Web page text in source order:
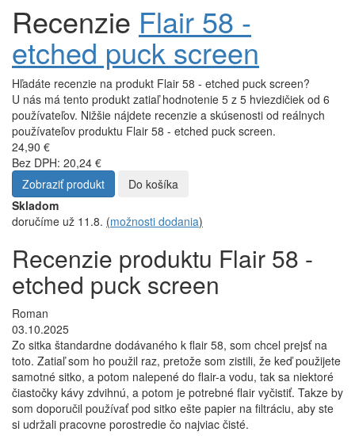
Recenzie Flair 58 -
etched puck screen
Hľadáte recenzie na produkt Flair 58 - etched puck screen?
U nás má tento produkt zatiaľ hodnotenie 5 z 5 hviezdičiek od 6
používateľov. Nižšie nájdete recenzie a skúsenosti od reálnych
používateľov produktu Flair 58 - etched puck screen.
24,90 €
Bez DPH: 20,24 €
Zobraziť produkt
Do košíka
Skladom
doručíme už 11.8. (možnosti dodania)
Recenzie produktu Flair 58 -
etched puck screen
Roman
03.10.2025
Zo sitka štandardne dodávaného k flair 58, som chcel prejsť na
toto. Zatiaľ som ho použil raz, pretože som zistili, že keď použijete
samotné sitko, a potom nalepené do flair-a vodu, tak sa niektoré
čiastočky kávy zdvihnú, a potom je potrebné flair vyčistiť. Takze by
som doporučil používať pod sitko ešte papier na filtráciu, aby ste
si udržali pracovne porostredie čo najviac čisté.